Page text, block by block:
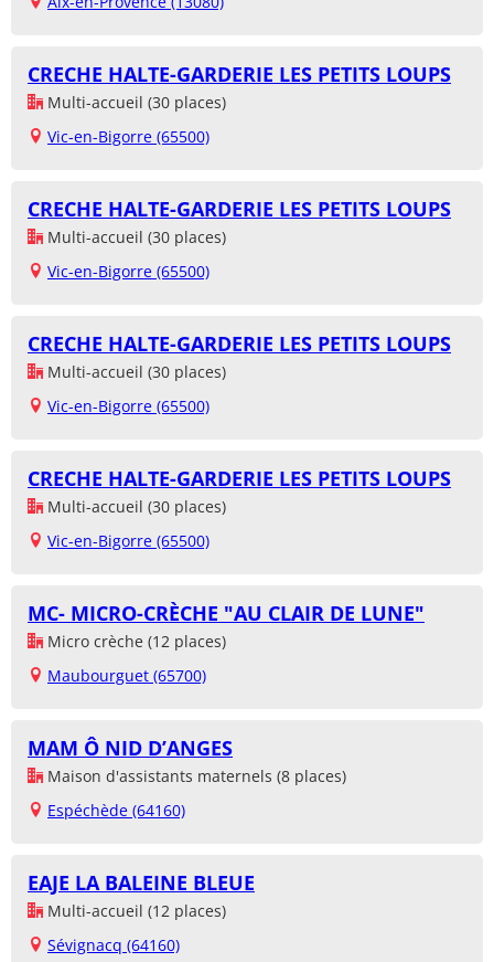
CRECHE HALTE-GARDERIE LES PETITS LOUPS
Multi-accueil (30 places)
Vic-en-Bigorre (65500)
CRECHE HALTE-GARDERIE LES PETITS LOUPS
Multi-accueil (30 places)
Vic-en-Bigorre (65500)
CRECHE HALTE-GARDERIE LES PETITS LOUPS
Multi-accueil (30 places)
Vic-en-Bigorre (65500)
CRECHE HALTE-GARDERIE LES PETITS LOUPS
Multi-accueil (30 places)
Vic-en-Bigorre (65500)
MC- MICRO-CRÈCHE "AU CLAIR DE LUNE"
Micro crèche (12 places)
Maubourguet (65700)
MAM Ô NID D’ANGES
Maison d'assistants maternels (8 places)
Espéchède (64160)
EAJE LA BALEINE BLEUE
Multi-accueil (12 places)
Sévignacq (64160)